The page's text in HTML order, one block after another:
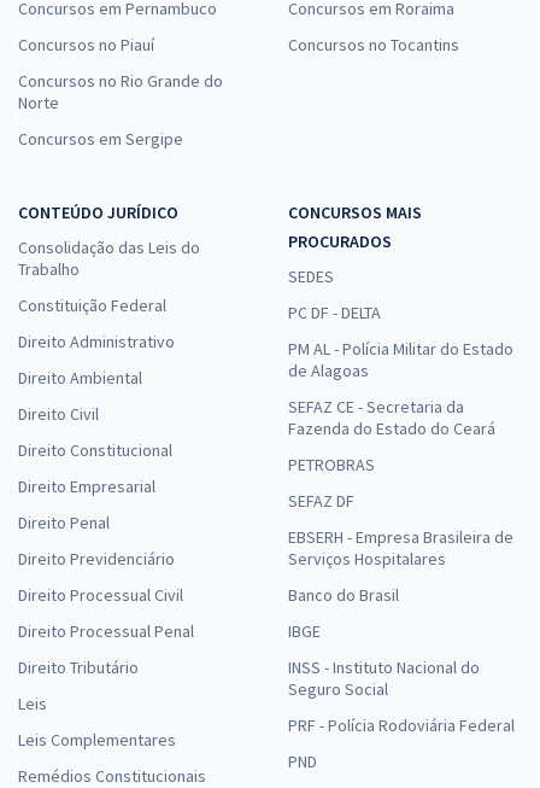
Concursos em Pernambuco
Concursos no Piauí
Concursos no Rio Grande do
Norte
Concursos em Sergipe
Concursos em Roraima
Concursos no Tocantins
CONTEÚDO JURÍDICO
Consolidação das Leis do
Trabalho
Constituição Federal
Direito Administrativo
Direito Ambiental
Direito Civil
Direito Constitucional
Direito Empresarial
Direito Penal
Direito Previdenciário
Direito Processual Civil
Direito Processual Penal
Direito Tributário
Leis
Leis Complementares
Remédios Constitucionais
CONCURSOS MAIS
PROCURADOS
SEDES
PC DF - DELTA
PM AL - Polícia Militar do Estado
de Alagoas
SEFAZ CE - Secretaria da
Fazenda do Estado do Ceará
PETROBRAS
SEFAZ DF
EBSERH - Empresa Brasileira de
Serviços Hospitalares
Banco do Brasil
IBGE
INSS - Instituto Nacional do
Seguro Social
PRF - Polícia Rodoviária Federal
PND